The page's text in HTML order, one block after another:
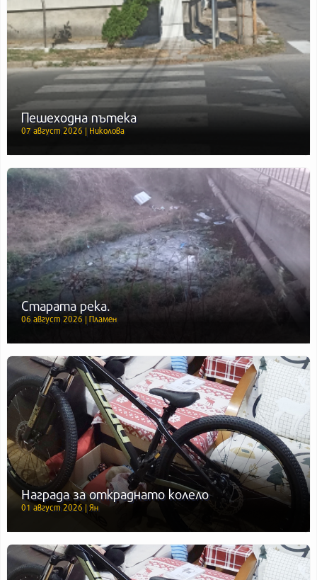
Пешеходна пътека
07 август 2026 | Николова
Старата река.
06 август 2026 | Пламен
Награда за откраднато колело
01 август 2026 | Ян